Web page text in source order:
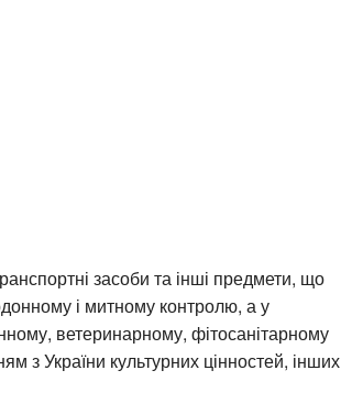
засоби та інші предмети, що
і митному контролю, а у
ветеринарному, фітосанітарному
з України культурних цінностей, інших